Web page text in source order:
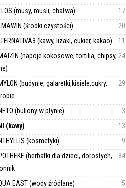
17
(musy, musli, chałwa)
20
(środki czystości)
11
(kawy, lizaki, cukier, kakao)
24
(napoje kokosowe, tortilla, chipsy,
29
(budynie, galaretki,kisiele,cukry,
3
(buliony w płynie)
13
(kawy)
9
(kosmetyki)
34
(herbatki dla dzieci, dorosłych,
5
EAST (wody źródlane)